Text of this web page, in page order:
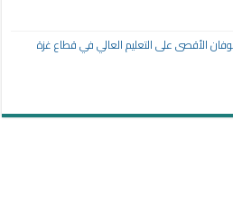
الأقصى على التعليم العالي في قطاع غزة